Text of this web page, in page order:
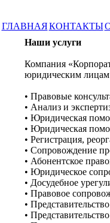
ГЛАВНАЯКОНТАКТЫ
Наши услуги
Компания
юридическим лицам
• Правовые
• Анализ и
• Юридическая
• Юридическая
• Регистрация,
• Сопровождение
• Абонентское
• Юридическое
• Досудебное
• Правовое
•
•